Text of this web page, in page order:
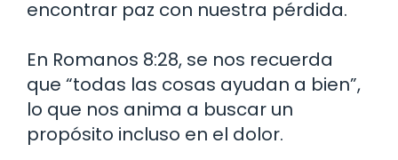
encontrar paz con nuestra pérdida.
En Romanos 8:28, se nos recuerda
que “todas las cosas ayudan a bien”,
lo que nos anima a buscar un
propósito incluso en el dolor.